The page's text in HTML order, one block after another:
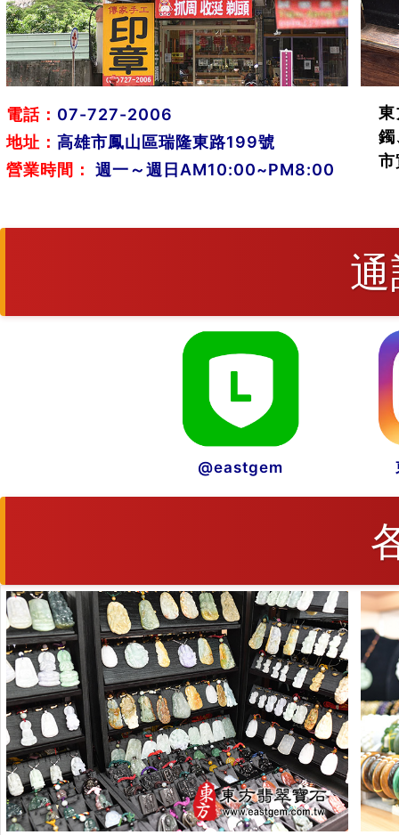
電話： 07-727-2006
地址： 高雄市鳳山區瑞隆東路199號
營業時間：
週一～週日AM10:00~PM8:00
鐲
市
@eastgem